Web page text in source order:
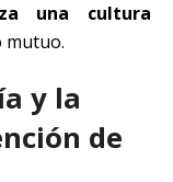
una cultura
mutuo.
y la
de